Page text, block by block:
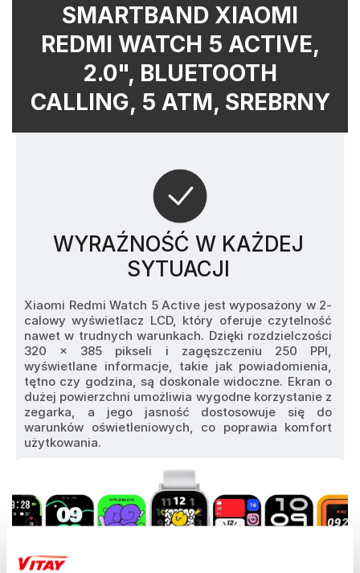
SMARTBAND XIAOMI
REDMI WATCH 5 ACTIVE,
2.0", BLUETOOTH
CALLING, 5 ATM, SREBRNY
WYRAŹNOŚĆ W KAŻDEJ
SYTUACJI
Xiaomi Redmi Watch 5 Active jest wyposażony w 2-
calowy wyświetlacz LCD, który oferuje czytelność
nawet w trudnych warunkach. Dzięki rozdzielczości
320 x 385 pikseli i zagęszczeniu 250 PPI,
wyświetlane informacje, takie jak powiadomienia,
tętno czy godzina, są doskonale widoczne. Ekran o
dużej powierzchni umożliwia wygodne korzystanie z
zegarka, a jego jasność dostosowuje się do
warunków oświetleniowych, co poprawia komfort
użytkowania.